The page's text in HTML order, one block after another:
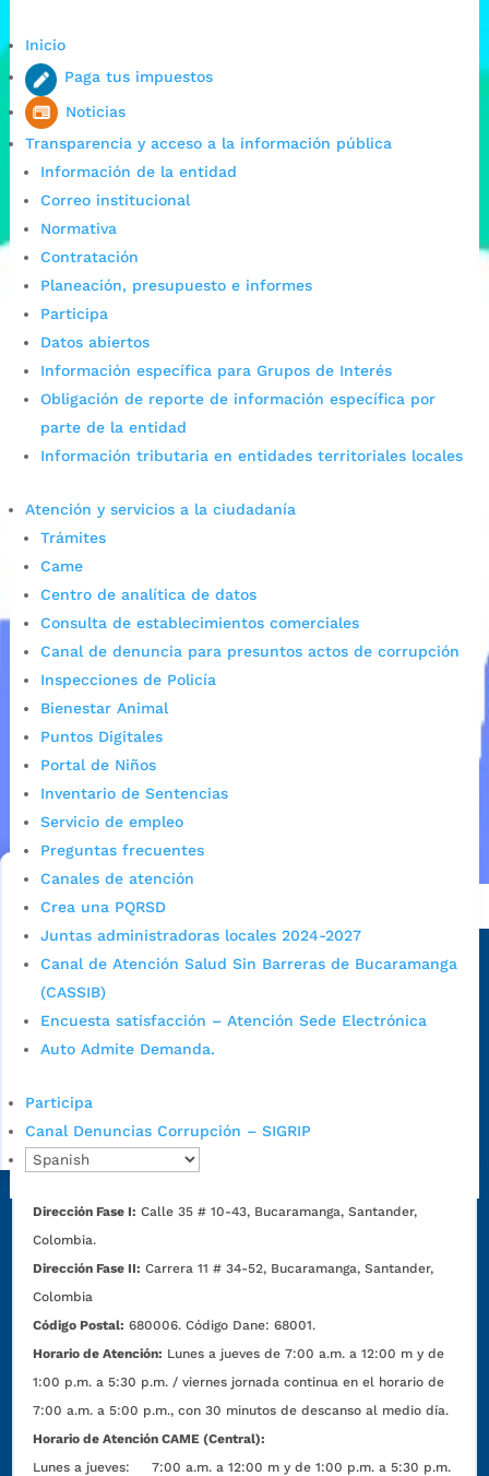
Inicio
Paga tus impuestos
Noticias
Transparencia y acceso a la información pública
Información de la entidad
Correo institucional
Normativa
Contratación
Planeación, presupuesto e informes
Participa
Datos abiertos
Información específica para Grupos de Interés
Obligación de reporte de información específica por
parte de la entidad
Información tributaria en entidades territoriales locales
Atención y servicios a la ciudadanía
Trámites
Came
Centro de analítica de datos
Consulta de establecimientos comerciales
Canal de denuncia para presuntos actos de corrupción
Inspecciones de Policía
Bienestar Animal
Puntos Digitales
Portal de Niños
Inventario de Sentencias
Servicio de empleo
Preguntas frecuentes
Canales de atención
Crea una PQRSD
Juntas administradoras locales 2024-2027
Canal de Atención Salud Sin Barreras de Bucaramanga
(CASSIB)
Encuesta satisfacción – Atención Sede Electrónica
Auto Admite Demanda.
Participa
Canal Denuncias Corrupción – SIGRIP
Alcaldía de Bucaramanga
Sede principal
Dirección Fase I: Calle 35 # 10-43, Bucaramanga, Santander,
Colombia.
Dirección Fase II: Carrera 11 # 34-52, Bucaramanga, Santander,
Colombia
Código Postal: 680006. Código Dane: 68001.
Horario de Atención: Lunes a jueves de 7:00 a.m. a 12:00 m y de
1:00 p.m. a 5:30 p.m. / viernes jornada continua en el horario de
7:00 a.m. a 5:00 p.m., con 30 minutos de descanso al medio día.
Horario de Atención CAME (Central):
Lunes a jueves: 7:00 a.m. a 12:00 m y de 1:00 p.m. a 5:30 p.m.